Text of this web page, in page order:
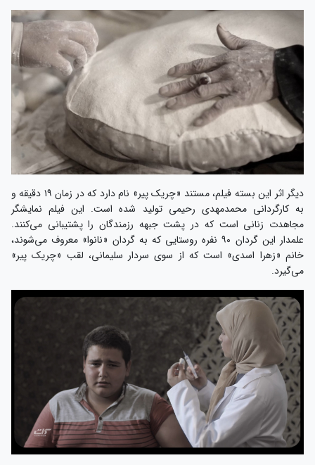
دیگر اثر این بسته فیلم، مستند «چریک پیر» نام دارد که در زمان ۱۹ دقیقه و
به کارگردانی محمدمهدی رحیمی تولید شده است. این فیلم نمایشگر
مجاهدت زنانی است که در پشت جبهه رزمندگان را پشتیبانی می‌کنند.
علمدار این گردان ۹۰ نفره روستایی که به گردان «نانوا» معروف می‌شوند،
خانم «زهرا اسدی» است که از سوی سردار سلیمانی، لقب «چریک پیر»
می‌گیرد.